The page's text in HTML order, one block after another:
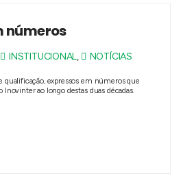
números
INSTITUCIONAL, NOTÍCIAS
qualificação, expressos em números que
Inovinter ao longo destas duas décadas.